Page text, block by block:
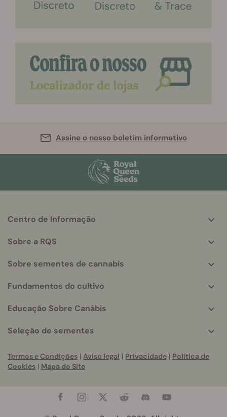
Assine o nosso boletim informativo
More
info
Centro de Informação
Sobre a RQS
Sobre sementes de cannabis
Fundamentos do cultivo
Educação Sobre Canábis
Seleção de sementes
Termos e Condições | Aviso legal | Privacidade | Política de
Cookies | Mapa do Site